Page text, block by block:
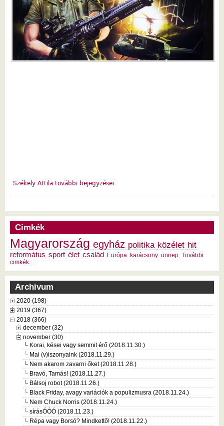
Székely Attila további bejegyzései
Cimkék
Magyarország egyház politika közélet hit
református sport élet család Európa karácsony ünnep További
cimkék...
Archivum
2020 (198)
2019 (367)
2018 (366)
december (32)
november (30)
Korai, kései vagy semmit érő (2018.11.30.)
Mai (v)iszonyaink (2018.11.29.)
Nem akarom zavarni őket (2018.11.28.)
Bravó, Tamás! (2018.11.27.)
Bálsoj robot (2018.11.26.)
Black Friday, avagy variációk a populizmusra (2018.11.24.)
Nem Chuck Norris (2018.11.24.)
sírásÓÓÓ (2018.11.23.)
Répa vagy Borsó? Mindkettő! (2018.11.22.)